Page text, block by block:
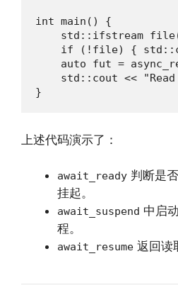
int main() {
std::ifstream
if (!file) {
auto fut =
std::cout <<
}
上述代码演示了：
await_ready 判断是
挂起。
await_suspend 中启
程。
await_resume 返回读